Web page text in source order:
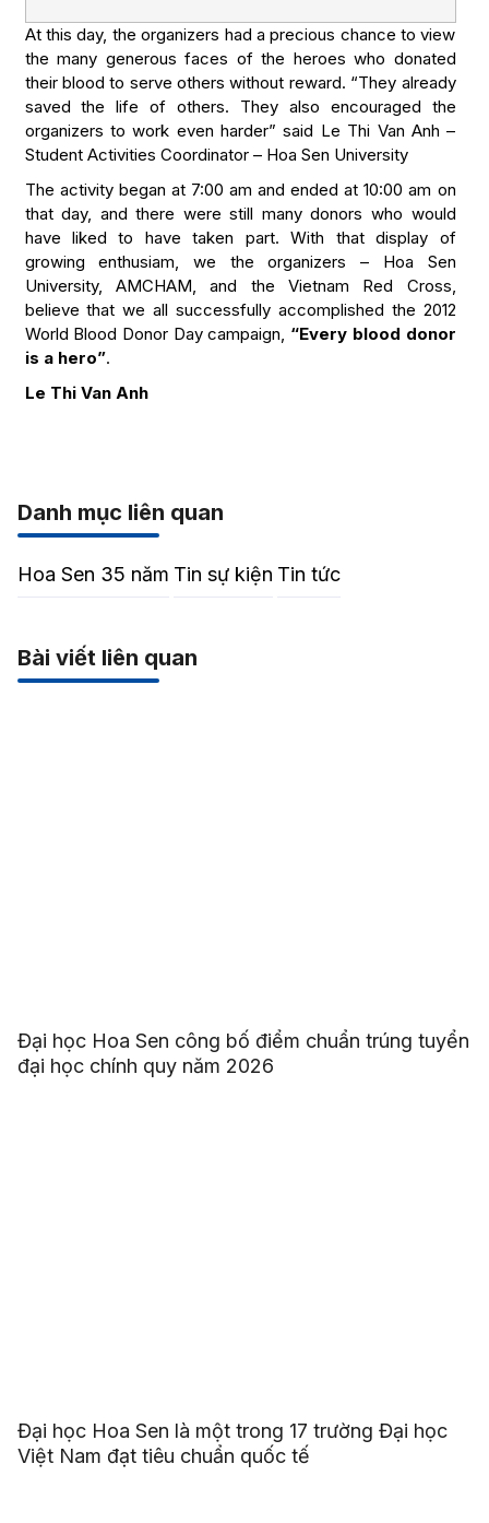
At this day, the organizers had a precious chance to view
the many generous faces of the heroes who donated
their blood to serve others without reward. “They already
saved the life of others. They also encouraged the
organizers to work even harder” said Le Thi Van Anh –
Student Activities Coordinator – Hoa Sen University
The activity began at 7:00 am and ended at 10:00 am on
that day, and there were still many donors who would
have liked to have taken part. With that display of
growing enthusiam, we the organizers – Hoa Sen
University, AMCHAM, and the Vietnam Red Cross,
believe that we all successfully accomplished the 2012
World Blood Donor Day campaign, “Every blood donor
is a hero”.
Le Thi Van Anh
Danh mục liên quan
Hoa Sen 35 năm Tin sự kiện Tin tức
Bài viết liên quan
Đại học Hoa Sen công bố điểm chuẩn trúng tuyển
đại học chính quy năm 2026
Đại học Hoa Sen là một trong 17 trường Đại học
Việt Nam đạt tiêu chuẩn quốc tế